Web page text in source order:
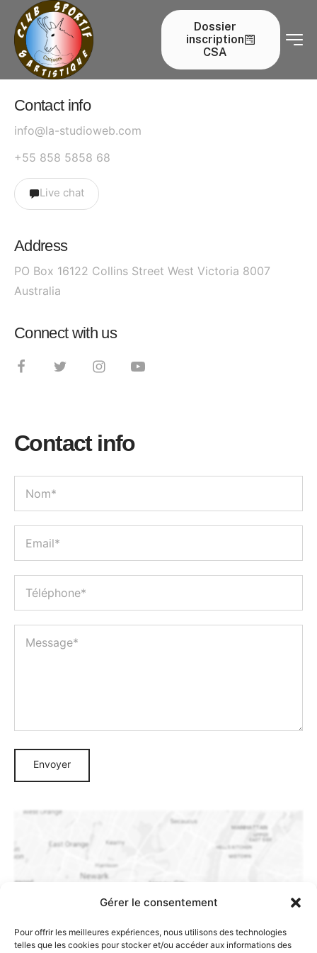
Gérer le consentement
Pour offrir les meilleures expériences, nous utilisons des technologies
telles que les cookies pour stocker et/ou accéder aux informations des
Dossier
inscription
CSA
Contact us
Contact us
Contact info
info@la-studioweb.com
+55 858 5858 68
Live chat
Address
PO Box 16122 Collins Street West Victoria 8007
Australia
Connect with us
Contact info
Please set Google maps API key before using this
widget.